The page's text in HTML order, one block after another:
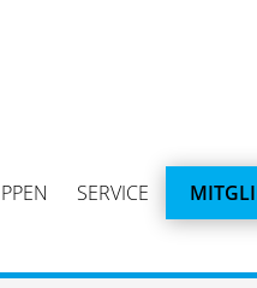
SERVICE